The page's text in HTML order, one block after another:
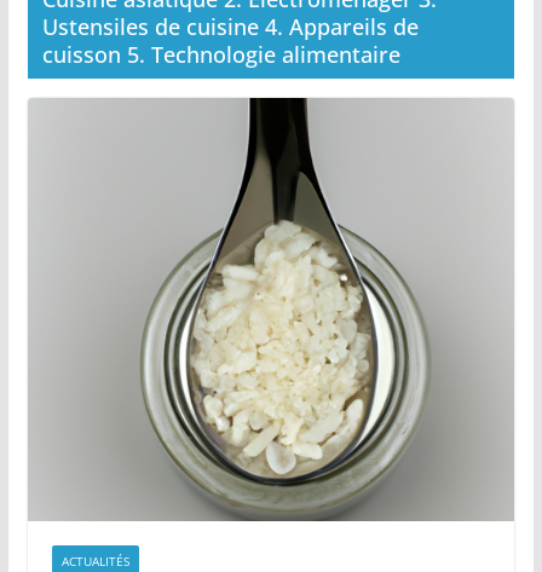
Ustensiles de cuisine 4. Appareils de
cuisson 5. Technologie alimentaire
ACTUALITÉS